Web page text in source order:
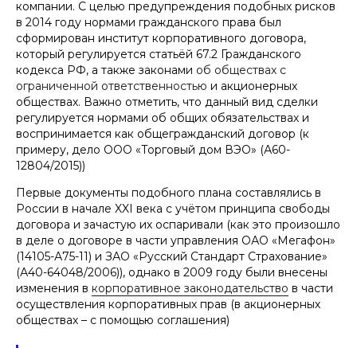
компании. С целью предупреждения подобных рисков
в 2014 году нормами гражданского права был
сформирован институт корпоративного договора,
который регулируется статьёй 67.2 Гражданского
кодекса РФ, а также законами об обществах с
ограниченной ответственностью и акционерных
обществах. Важно отметить, что данный вид сделки
регулируется нормами об общих обязательствах и
воспринимается как общегражданский договор (к
примеру, дело ООО «Торговый дом ВЭО» (А60-
12804/2015))
Первые документы подобного плана составлялись в
России в начале XXI века с учётом принципа свободы
договора и зачастую их оспаривали (как это произошло
в деле о договоре в части управления ОАО «Мегафон»
(14105-А75-11) и ЗАО «Русский Стандарт Страхование»
(А40-64048/2006)), однако в 2009 году были внесены
изменения в корпоративное законодательство в части
осуществления корпоративных прав (в акционерных
обществах – с помощью соглашения)